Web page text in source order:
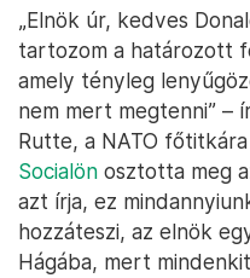
„Elnök úr, kedves
tartozom a határozott
amely tényleg
nem mert megtenni” –
Rutte, a NATO
Socialön osztotta meg
azt írja, ez
hozzáteszi, az elnök
Hágába, mert